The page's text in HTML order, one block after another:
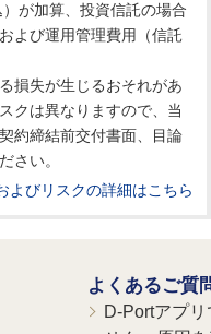
が加算、投資信託の場合
よび運用管理費用（信託
損失が生じるおそれがあ
クは異なりますので、当
約締結前交付書面、目論
さい。
よびリスクの詳細はこちら
よくあるご質
D-Portアプ